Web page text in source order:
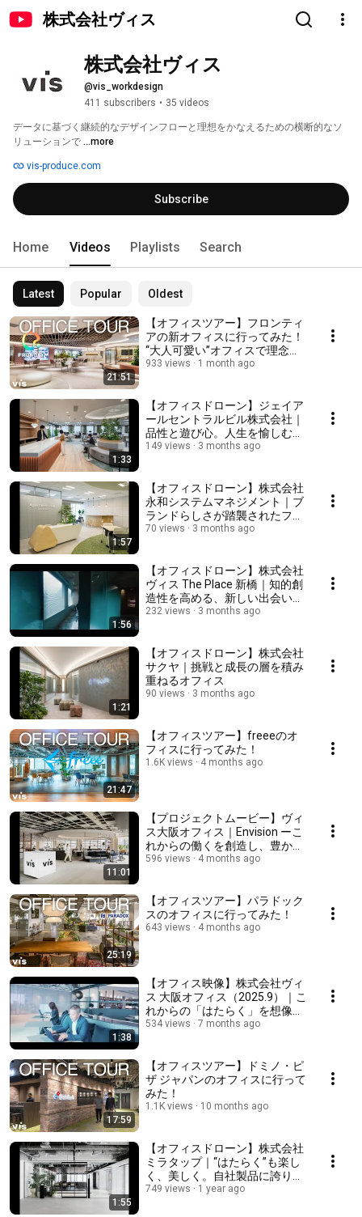
株式会社ヴィス
株式会社ヴィス
@vis_workdesign
411 subscribers • 35 videos
データに基づく継続的なデザインフローと理想をかなえるための横断的なソ
リューションで ...more
vis-produce.com
Subscribe
Home Videos Playlists Search
Latest Popular Oldest
21:51
【オフィスツアー】フロンティ
アの新オフィスに行ってみた！
“大人可愛い”オフィスで理念を
浸透！？
933 views 1 month ago
1:33
【オフィスドローン】ジェイア
ールセントラルビル株式会社｜
品性と遊び心。人生を愉しむ大
人たちのオフィス
149 views 3 months ago
1:57
【オフィスドローン】株式会社
永和システムマネジメント｜ブ
ランドらしさが踏襲されたファ
ンを生みだすコマーシャルオフ
70 views 3 months ago
1:56
【オフィスドローン】株式会社
ヴィス The Place 新橋｜知的創
造性を高める、新しい出会いと
発見が息づくシェアオフィス
232 views 3 months ago
1:21
【オフィスドローン】株式会社
サクヤ｜挑戦と成長の層を積み
重ねるオフィス
90 views 3 months ago
21:47
【オフィスツアー】freeeのオ
フィスに行ってみた！
1.6K views 4 months ago
11:01
【プロジェクトムービー】ヴィ
ス大阪オフィス｜Envision ーこ
れからの働くを創造し、豊かさ
を生むー
596 views 4 months ago
25:19
【オフィスツアー】パラドック
スのオフィスに行ってみた！
643 views 4 months ago
1:38
【オフィス映像】株式会社ヴィ
ス 大阪オフィス（2025.9）｜こ
れからの「はたらく」を想像
し、豊かな体験を生みだしてい
534 views 7 months ago
17:59
【オフィスツアー】ドミノ・ピ
ザ ジャパンのオフィスに行って
みた！
1.1K views 10 months ago
1:55
【オフィスドローン】株式会社
ミラタップ｜“はたらく”も楽し
く、美しく。自社製品に誇りを
持てるオフィス
749 views 1 year ago